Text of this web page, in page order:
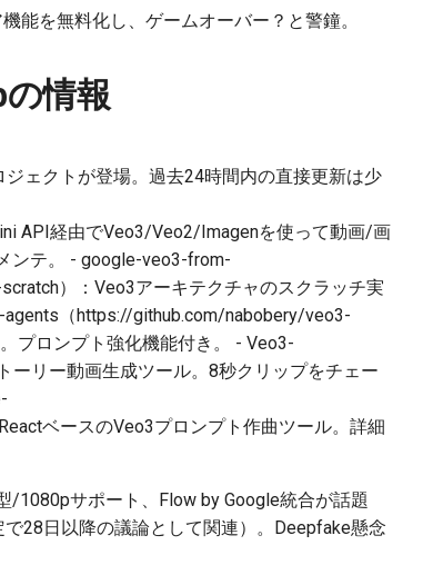
能を無料化し、ゲームオーバー？と警鐘。
情報
ェクトが登場。過去24時間内の直接更新は少
API経由でVeo3/Veo2/Imagenを使って動画/画
ンテ。 - google-veo3-from-
）：Veo3アーキテクチャのスクラッチ実
（https://github.com/nabobery/veo3-
プロンプト強化機能付き。 - Veo3-
ーリー動画生成ツール。8秒クリップをチェー
ベースのVeo3プロンプト作曲ツール。詳細
/1080pサポート、Flow by Google統合が話題
28日以降の議論として関連）。Deepfake懸念